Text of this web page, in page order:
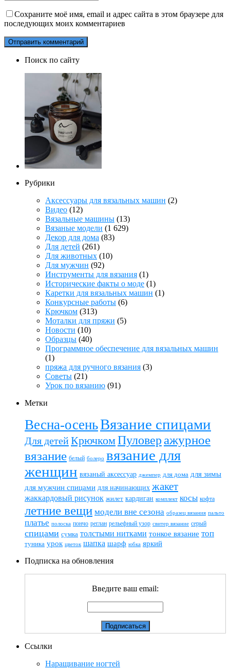
Сохраните моё имя, email и адрес сайта в этом браузере для
последующих моих комментариев
Поиск по сайту
Рубрики
Аксессуары для вязальных машин (2)
Видео (12)
Вязальные машины (13)
Вязаные модели (1 629)
Декор для дома (83)
Для детей (261)
Для животных (10)
Для мужчин (92)
Инструменты для вязания (1)
Исторические факты о моде (1)
Каретки для вязальных машин (1)
Конкурсные работы (6)
Крючком (313)
Моталки для пряжи (5)
Новости (10)
Образцы (40)
Программное обеспечение для вязальных машин
(1)
пряжа для ручного вязания (3)
Советы (21)
Урок по вязанию (91)
Метки
Весна-осеньВязание спицами
Для детейКрючкомПуловер ажурное
вязание белый болеро вязание для
женщин вязаный аксессуар джемпер для дома для зимы
для мужчин спицами для начинающих жакет
жаккардовый рисунок жилет кардиган комплект косы кофта
летние вещи модели вне сезона образец вязания пальто
платье полоска пончо реглан рельефный узор свитер вязание серый
спицами сумка толстыми нитками тонкое вязание топ
туника урок цветок шапка шарф юбка яркий
Подписка на обновления
Введите ваш email:
Ссылки
Наращивание ногтей